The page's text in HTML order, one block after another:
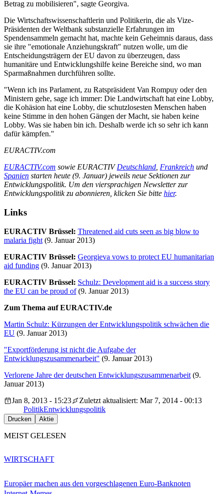
Betrag zu mobilisieren", sagte Georgiva.
Die Wirtschaftswissenschaftlerin und Politikerin, die als Vize-
Präsidenten der Weltbank substanzielle Erfahrungen im
Spendensammeln gemacht hat, machte kein Geheimnis daraus, dass
sie ihre "emotionale Anziehungskraft" nutzen wolle, um die
Entscheidungsträgern der EU davon zu überzeugen, dass
humanitäre und Entwicklungshilfe keine Bereiche sind, wo man
Sparmaßnahmen durchführen sollte.
"Wenn ich ins Parlament, zu Ratspräsident Van Rompuy oder den
Ministern gehe, sage ich immer: Die Landwirtschaft hat eine Lobby,
die Kohäsion hat eine Lobby, die schutzlosesten Menschen haben
keine Stimme in den hohen Gängen der Macht, sie haben keine
Lobby. Was sie haben bin ich. Deshalb werde ich so sehr ich kann
dafür kämpfen."
EURACTIV.com
EURACTIV.com sowie EURACTIVDeutschland Frankreich und
Spanien starten heute (9. Januar) jeweils neue Sektionen zur
Entwicklungspolitik. Um den viersprachigen Newsletter zur
Entwicklungspolitik zu abonnieren, klicken Sie bitte hier.
Links
EURACTIV Brüssel: Threatened aid cuts seen as big blow to
malaria fight (9. Januar 2013)
EURACTIV Brüssel: Georgieva vows to protect EU humanitarian
aid funding (9. Januar 2013)
EURACTIV Brüssel: Schulz: Development aid is a success story
the EU can be proud of(9. Januar 2013)
Zum Thema auf EURACTIV.de
Martin Schulz: Kürzungen der Entwicklungspolitik schwächen die
EU (9. Januar 2013)
"Exportförderung ist nicht die Aufgabe der
Entwicklungszusammenarbeit" (9. Januar 2013)
Verlorene Jahre der deutschen Entwicklungszusammenarbeit (9.
Januar 2013)
Jan 8, 2013 - 15:23
Zuletzt aktualisiert: Mar 7, 2014 - 00:13
PolitikEntwicklungspolitik
Drucken Aktie
MEIST GELESEN
Europäer machen aus den vorgeschlagenen Euro-Banknoten
WIRTSCHAFT